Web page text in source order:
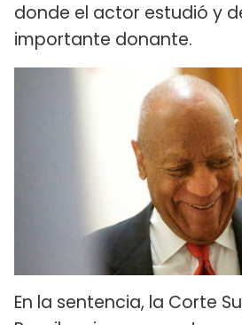
donde el actor estudió y
importante donante.
En la sentencia, la Corte